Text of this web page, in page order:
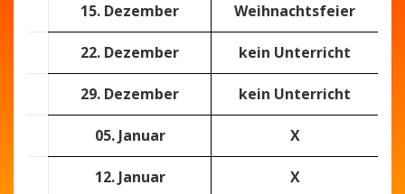
15. Dezember Weihnachtsfeier
22. Dezember kein Unterricht
29. Dezember kein Unterricht
05. Januar X
12. Januar X